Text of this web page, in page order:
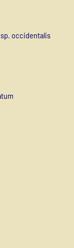
occidentalis